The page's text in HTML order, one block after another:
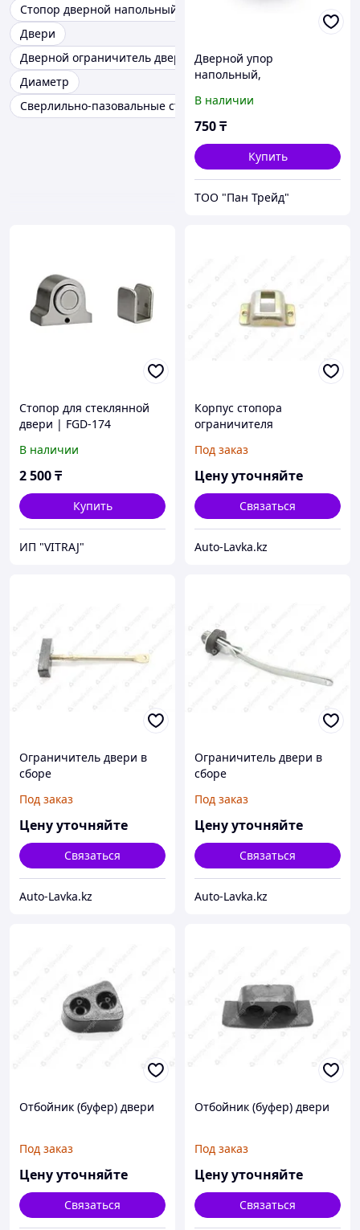
Стопор дверной напольный
Двери
Дверной ограничитель двери
Диаметр
Сверлильно-пазовальные станки
Дверной упор
напольный,
3013
В наличии
750₸
Купить
ТОО "Пан Трейд"
Стопор для стеклянной
двери | FGD-174
В наличии
2 500₸
Купить
ИП "VITRAJ"
Корпус стопора
ограничителя
Под заказ
Цену уточняйте
Связаться
Auto-Lavka.kz
Ограничитель двери в
сборе
Под заказ
Цену уточняйте
Связаться
Auto-Lavka.kz
Ограничитель двери в
сборе
Под заказ
Цену уточняйте
Связаться
Auto-Lavka.kz
Отбойник (буфер) двери
Под заказ
Цену уточняйте
Связаться
Отбойник (буфер) двери
Под заказ
Цену уточняйте
Связаться